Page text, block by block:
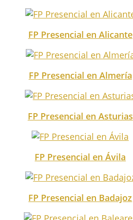
FP Presencial en Alicante
FP Presencial en Almería
FP Presencial en Asturias
FP Presencial en Ávila
FP Presencial en Badajoz